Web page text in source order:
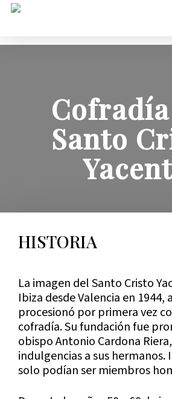
Skip
Santo
HISTORIA
La imagen del Santo Cristo
Ibiza desde Valencia en 1944,
procesionó por primera vez
cofradía. Su fundación fue
obispo Antonio Cardona
indulgencias a sus
solo podían ser miembros